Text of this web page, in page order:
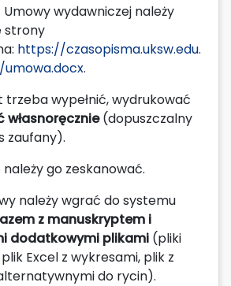
wydawniczej należy
strony
https://czasopisma.uksw.edu.
.
trzeba wypełnić, wydrukować
własnoręcznie(dopuszczalny
zaufany).
go zeskanować.
należy wgrać do systemu
z manuskryptem i
dodatkowymi plikami (pliki
Excel z wykresami, plik z
do rycin).